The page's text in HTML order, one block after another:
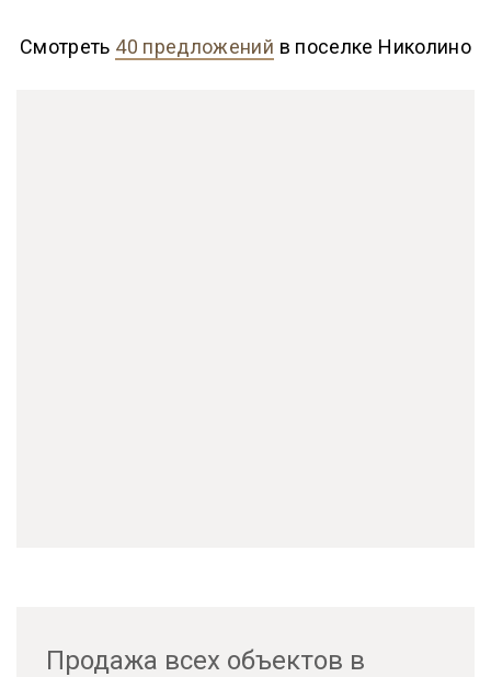
Смотреть 40 предложений в поселке Николино
Продажа всех объектов в